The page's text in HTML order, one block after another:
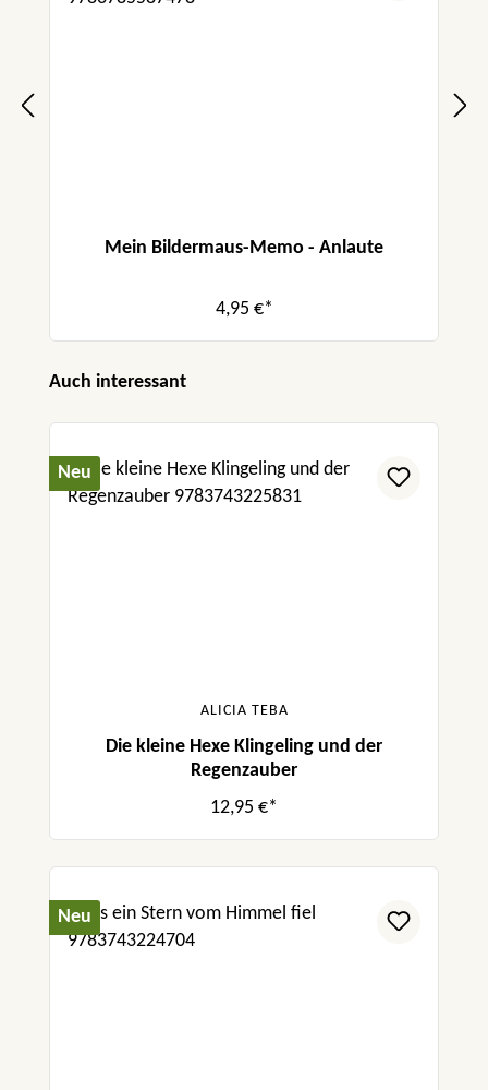
Mein Bildermaus-Memo - Anlaute
4,95 €*
Produktgalerie überspringen
Auch interessant
Neu
ALICIA TEBA
Die kleine Hexe Klingeling und der
Regenzauber
12,95 €*
Neu